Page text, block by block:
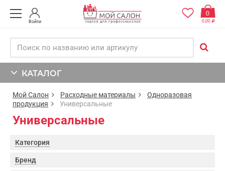
Войти
0
0,00
КАТАЛОГ
Мой Салон Расходные материалы
Одноразовая
продукция
Универсальные
Универсальные
Категория
Бренд